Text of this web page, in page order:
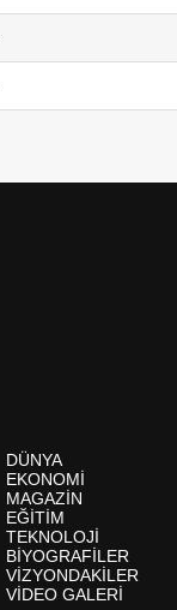
DÜNYA
EKONOMİ
MAGAZİN
EĞİTİM
TEKNOLOJİ
BİYOGRAFİLER
VİZYONDAKİLER
VİDEO GALERİ